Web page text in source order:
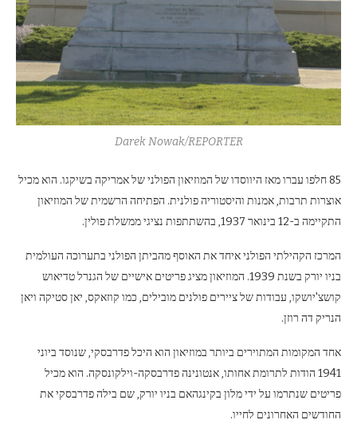
Darek Nowak/REPORTER
85 חלפו עברו מאז היווסדו של המוזיאון הפולני של אמריקה בשיקגו. הוא מכיל
אוצרות תרבות, אמנות והיסטוריה פולנית. הפתיחה הרשמית של המוזיאון
התקיימה ב-12 בינואר 1937, בהשתתפות נציגי ממשלת פולין.
המרכז הקהילתי הפולני איחד את האוסף מהביתן הפולני בתערוכה העולמית
בניו יורק בשנת 1939. המוזיאון מציג פריטים אישיים של הגנרל טדיאוש
קושצ'יושקו, עבודות של ציירים פולנים מובילים, כמו קוזאקס, יאן סטיקה ויאן
הנריק דה רוזן.
אחד המקומות המתוירים ביותר במוזיאון הוא היכל פדרבסקי, שנוסד ביוני
1941 הודות לתרומת אחותו, אנטונינה פדרבסקה-וילקונסקה. הוא מכיל
פריטים שנתרמו על ידי מלון בקינגהאם בניו יורק, שם בילה פדרבסקי את
החודשים האחרונים לחייו.